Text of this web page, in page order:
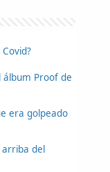
álbum Proof de
era golpeado
arriba del